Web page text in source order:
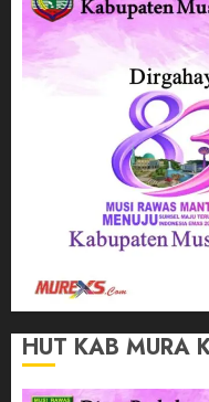
HUT KAB MURA